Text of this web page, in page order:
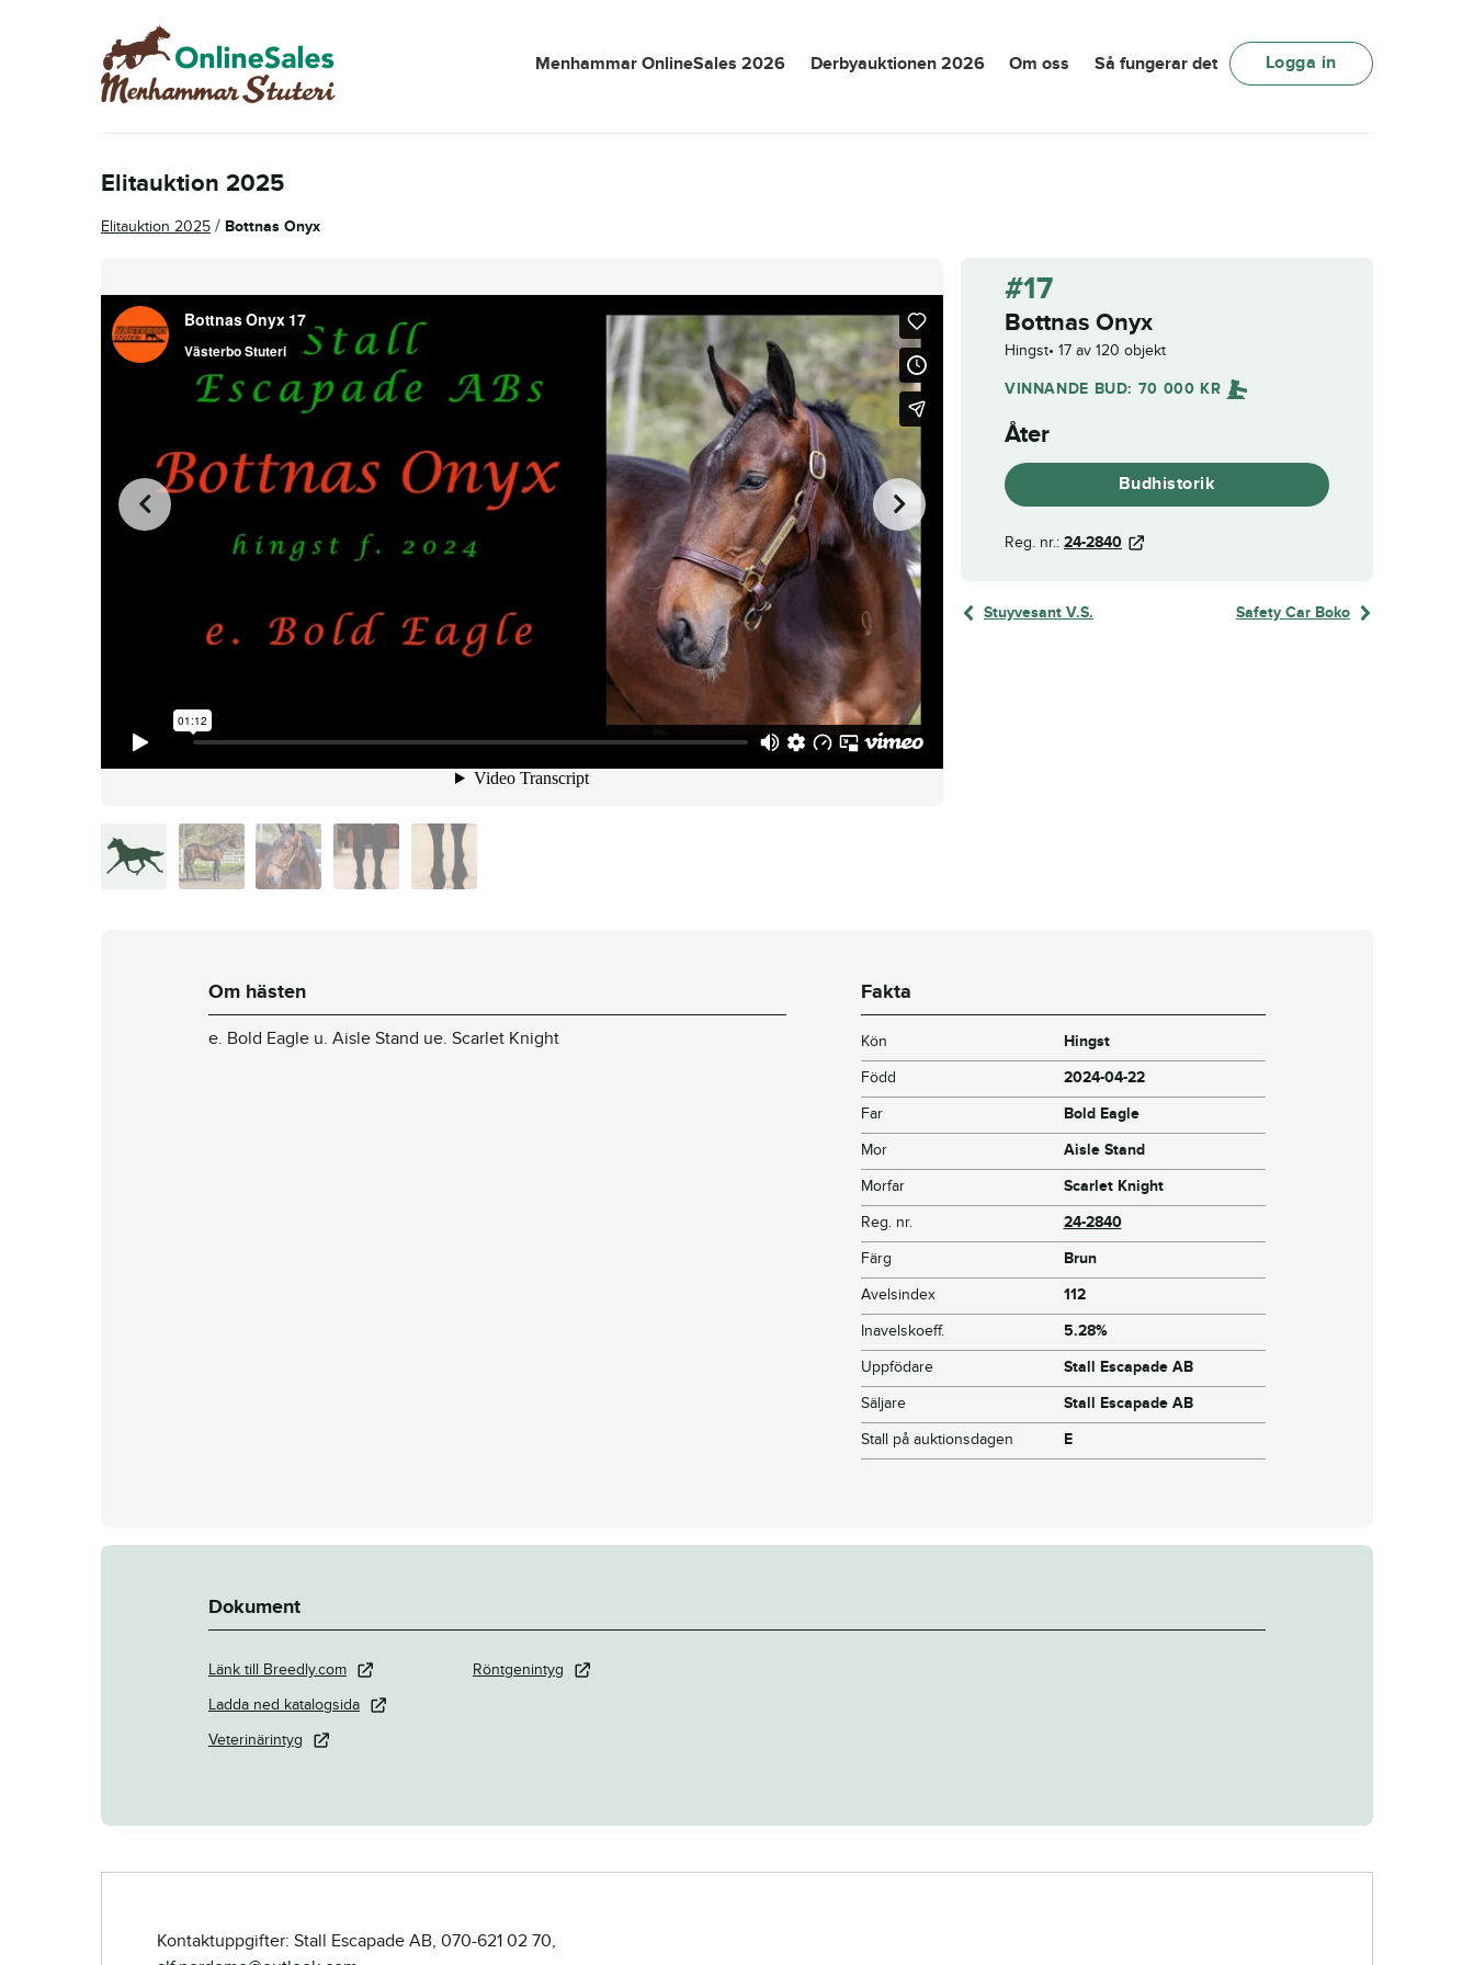
Hoppa
till
navigering
Hoppa
till
innehåll
Menhammar OnlineSales 2026 Derbyauktionen 2026 Om oss Så fungerar det Logga in
Elitauktion 2025
Elitauktion 2025 / Bottnas Onyx
#17
Bottnas Onyx
Hingst 17 av 120 objekt
VINNANDE BUD: 70 000 KR
Åter
Budhistorik
Reg. nr.: 24-2840
Stuyvesant V.S. Safety Car Boko
Om hästen
e. Bold Eagle u. Aisle Stand ue. Scarlet Knight
Fakta
Kön
Hingst
Född
2024-04-22
Far
Bold Eagle
Mor
Aisle Stand
Morfar
Scarlet Knight
Reg. nr.
24-2840
Färg
Brun
Avelsindex
112
Inavelskoeff.
5.28%
Uppfödare
Stall Escapade AB
Säljare
Stall Escapade AB
Stall på auktionsdagen
E
Dokument
Länk till Breedly.com
Ladda ned katalogsida
Veterinärintyg
Röntgenintyg
Kontaktuppgifter: Stall Escapade AB, 070-621 02 70,